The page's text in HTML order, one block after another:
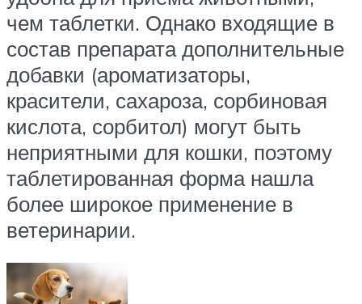
чем таблетки. Однако входящие в
состав препарата дополнительные
добавки (ароматизаторы,
красители, сахароза, сорбиновая
кислота, сорбитол) могут быть
неприятными для кошки, поэтому
таблетированная форма нашла
более широкое применение в
ветеринарии.